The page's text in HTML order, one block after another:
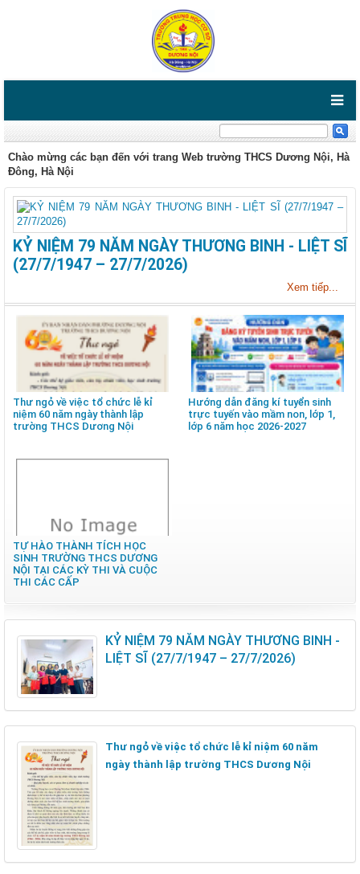
Chào mừng các bạn đến với trang Web trường THCS Dương Nội, Hà
Đông, Hà Nội
KỶ NIỆM 79 NĂM NGÀY THƯƠNG BINH - LIỆT SĨ
(27/7/1947 – 27/7/2026)
Xem tiếp...
Thư ngỏ về việc tổ chức lễ kỉ
niệm 60 năm ngày thành lập
trường THCS Dương Nội
Hướng dẫn đăng kí tuyển sinh
trực tuyến vào mầm non, lớp 1,
lớp 6 năm học 2026-2027
TỰ HÀO THÀNH TÍCH HỌC
SINH TRƯỜNG THCS DƯƠNG
NỘI TẠI CÁC KỲ THI VÀ CUỘC
THI CÁC CẤP
KỶ NIỆM 79 NĂM NGÀY THƯƠNG BINH -
LIỆT SĨ (27/7/1947 – 27/7/2026)
Thư ngỏ về việc tổ chức lễ kỉ niệm 60 năm
ngày thành lập trường THCS Dương Nội